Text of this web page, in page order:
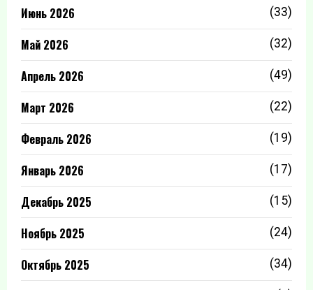
Июнь 2026 (33)
Май 2026 (32)
Апрель 2026 (49)
Март 2026 (22)
Февраль 2026 (19)
Январь 2026 (17)
Декабрь 2025 (15)
Ноябрь 2025 (24)
Октябрь 2025 (34)